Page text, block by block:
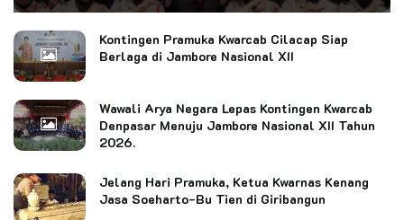
Kontingen Pramuka Kwarcab Cilacap Siap
Berlaga di Jambore Nasional XII
Wawali Arya Negara Lepas Kontingen Kwarcab
Denpasar Menuju Jambore Nasional XII Tahun
2026.
Jelang Hari Pramuka, Ketua Kwarnas Kenang
Jasa Soeharto-Bu Tien di Giribangun